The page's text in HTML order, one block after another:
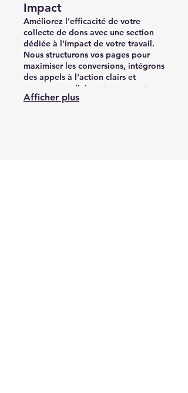
Impact
Améliorez l'efficacité de votre
collecte de dons avec une section
dédiée à l'impact de votre travail.
Nous structurons vos pages pour
maximiser les conversions, intégrons
des appels à l'action clairs et
assurons une liaison transparente
avec vos plateformes de paiement
Afficher plus